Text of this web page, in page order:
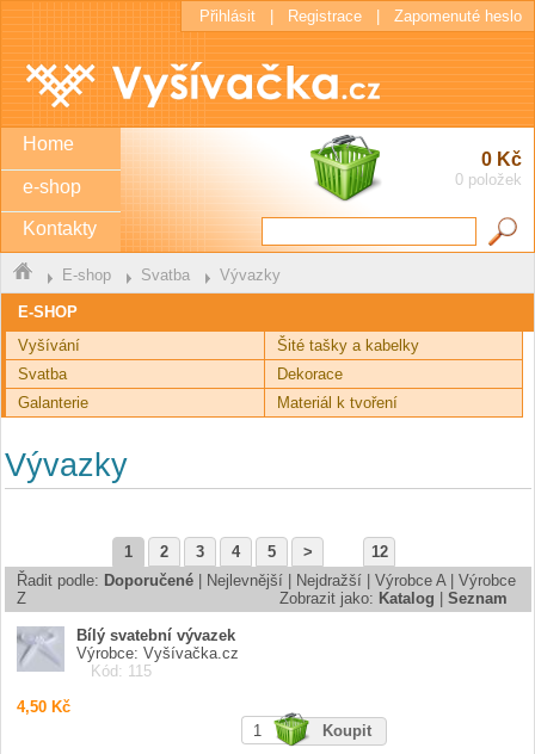
0 Kč
0 položek
Přihlásit Registrace Zapomenuté heslo
Home
e-shop
Kontakty
E-shop Svatba Vývazky
E-SHOP
Vyšívání
Šité tašky a kabelky
Svatba
Dekorace
Galanterie
Materiál k tvoření
Vývazky
1 2 3 4 5 >
12
Řadit podle: Doporučené Nejlevnější Nejdražší Výrobce A| Výrobce
Z
Zobrazit jako: Katalog Seznam
Bílý svatební vývazek
Výrobce: Vyšívačka.cz
Kód: 115
4,50 Kč